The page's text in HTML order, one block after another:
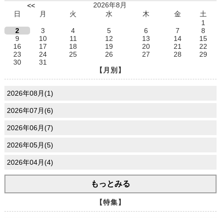
<<
2026年8月
日
月 火 水 木 金
土
1
2
3 4 5 6 7
8
9
10 11 12 13 14
15
16
17 18 19 20 21
22
23
24 25 26 27 28
29
30
31
【月別】
2026年08月(1)
2026年07月(6)
2026年06月(7)
2026年05月(5)
2026年04月(4)
もっとみる
【特集】